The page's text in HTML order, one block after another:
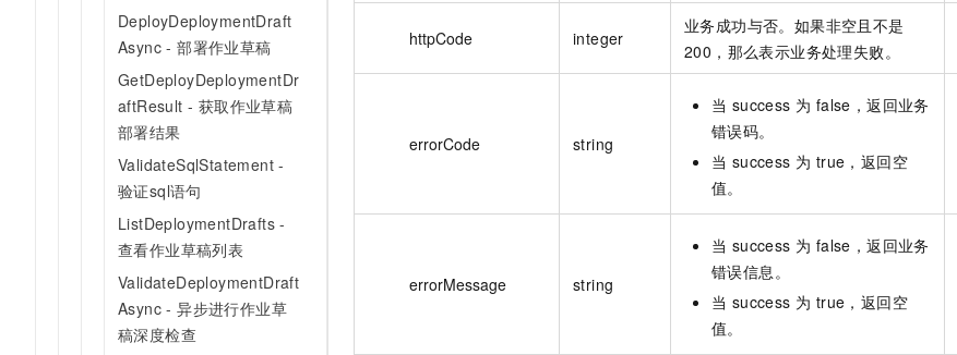
DeployDeploymentDraft
Async - 部署作业草稿
GetDeployDeploymentDr
aftResult - 获取作业草稿
部署结果
ValidateSqlStatement -
验证sql语句
ListDeploymentDrafts -
查看作业草稿列表
ValidateDeploymentDraft
Async - 异步进行作业草
稿深度检查
httpCode integer
业务成功与否。如果非空且不是
200，那么表示业务处理失败。
errorCode string
当 success 为 false，返回业务
错误码。
当 success 为 true，返回空
值。
errorMessage string
当 success 为 false，返回业务
错误信息。
当 success 为 true，返回空
值。